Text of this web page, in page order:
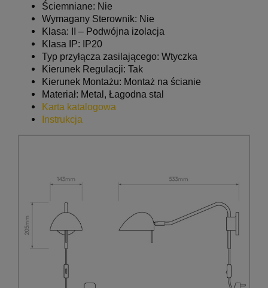
Ściemniane: Nie
Wymagany Sterownik: Nie
Klasa: II – Podwójna izolacja
Klasa IP: IP20
Typ przyłącza zasilającego: Wtyczka
Kierunek Regulacji: Tak
Kierunek Montażu: Montaż na ścianie
Materiał: Metal, Łagodna stal
Karta katalogowa
Instrukcja